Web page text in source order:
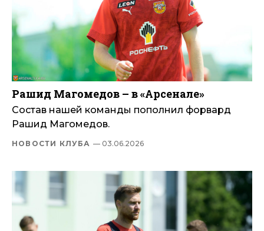
Рашид Магомедов – в «Арсенале»
Состав нашей команды пополнил форвард
Рашид Магомедов.
НОВОСТИ КЛУБА — 03.06.2026